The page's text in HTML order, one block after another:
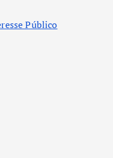
Público